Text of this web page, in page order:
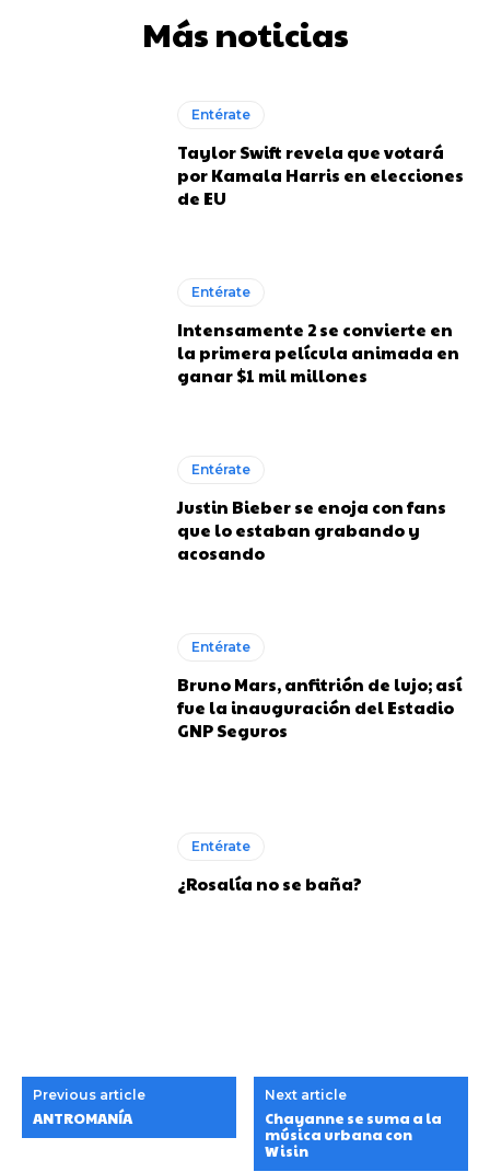
Más noticias
Entérate
Taylor Swift revela que votará
por Kamala Harris en elecciones
de EU
Entérate
Intensamente 2 se convierte en
la primera película animada en
ganar $1 mil millones
Entérate
Justin Bieber se enoja con fans
que lo estaban grabando y
acosando
Entérate
Bruno Mars, anfitrión de lujo; así
fue la inauguración del Estadio
GNP Seguros
Entérate
¿Rosalía no se baña?
Previous article
ANTROMANÍA
Next article
Chayanne se suma a la
música urbana con
Wisin